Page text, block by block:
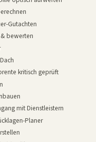
Gutachten
bewerten
kritisch geprüft
mit Dienstleistern
Planer